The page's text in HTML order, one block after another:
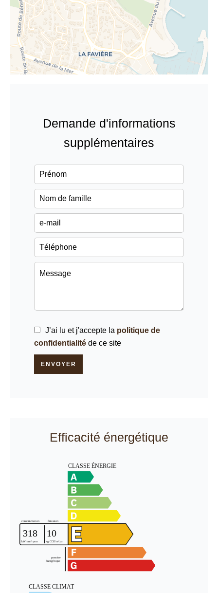
Demande d'informations
supplémentaires
J’ai lu et j'accepte la politique de
confidentialité de ce site
ENVOYER
Efficacité énergétique